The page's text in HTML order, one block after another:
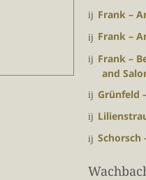
Frank –
Frank –
Frank –
and
Grünfeld
Schorsch